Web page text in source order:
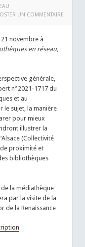
UN COMMENTAIRE
novembre à
en réseau,
générale,
n°2021-1717 du
et au
le sujet, la manière
pour mieux
illustrer la
(Collectivité
proximité et
bibliothèques
la médiathèque
par la visite de la
de la Renaissance